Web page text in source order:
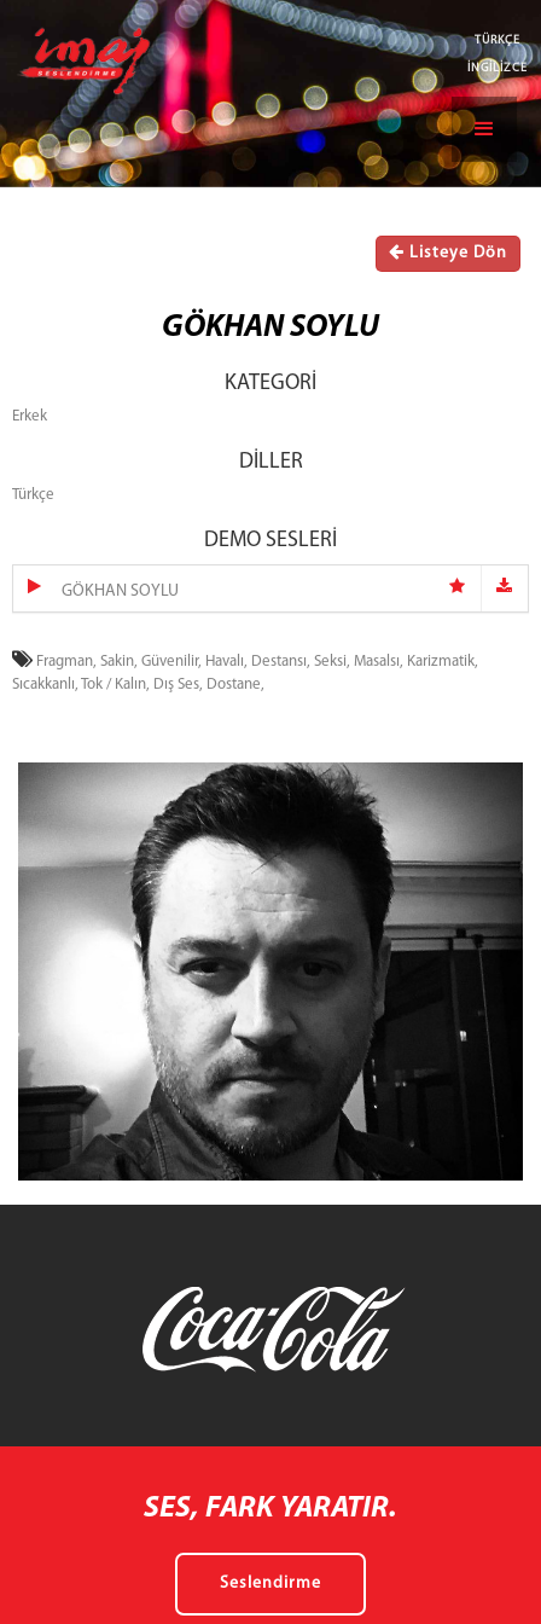
TÜRKÇE
İNGİLİZCE
Listeye Dön
GÖKHAN SOYLU
KATEGORİ
Erkek
DİLLER
Türkçe
DEMO SESLERİ
GÖKHAN SOYLU
Fragman, Sakin, Güvenilir, Havalı, Destansı, Seksi, Masalsı, Karizmatik,
Sıcakkanlı, Tok / Kalın, Dış Ses, Dostane,
SES, FARK YARATIR.
Seslendirme